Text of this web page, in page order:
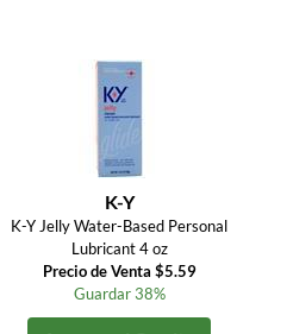
K-Y
K-Y Jelly Water-Based Personal
Lubricant 4 oz
Precio de Venta $5.59
Guardar 38%